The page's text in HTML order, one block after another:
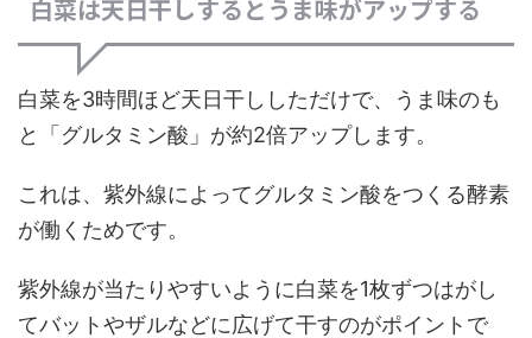
白菜は天日干しするとうま味がアップする
白菜を3時間ほど天日干ししただけで、うま味のも
と「グルタミン酸」が約2倍アップします。
これは、紫外線によってグルタミン酸をつくる酵素
が働くためです。
紫外線が当たりやすいように白菜を1枚ずつはがし
てバットやザルなどに広げて干すのがポイントで